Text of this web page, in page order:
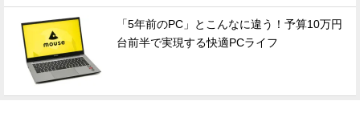
「5年前のPC」とこんなに違う！予算10万円
台前半で実現する快適PCライフ